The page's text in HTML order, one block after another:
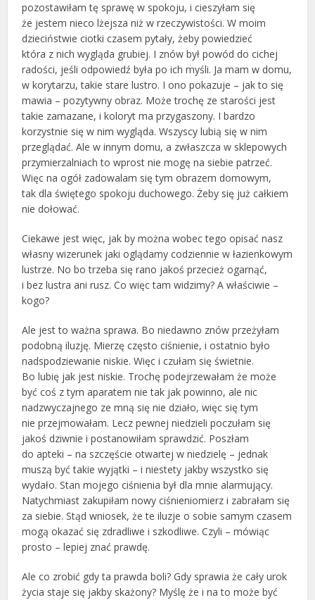
pozostawiłam tę sprawę w spokoju, i cieszyłam się
że jestem nieco lżejsza niż w rzeczywistości. W moim
dzieciństwie ciotki czasem pytały, żeby powiedzieć
która z nich wygląda grubiej. I znów był powód do cichej
radości, jeśli odpowiedź była po ich myśli. Ja mam w domu,
w korytarzu, takie stare lustro. I ono pokazuje – jak to się
mawia – pozytywny obraz. Może trochę ze starości jest
takie zamazane, i koloryt ma przygaszony. I bardzo
korzystnie się w nim wygląda. Wszyscy lubią się w nim
przeglądać. Ale w innym domu, a zwłaszcza w sklepowych
przymierzalniach to wprost nie mogę na siebie patrzeć.
Więc na ogół zadowalam się tym obrazem domowym,
tak dla świętego spokoju duchowego. Żeby się już całkiem
nie dołować.
Ciekawe jest więc, jak by można wobec tego opisać nasz
własny wizerunek jaki oglądamy codziennie w łazienkowym
lustrze. No bo trzeba się rano jakoś przecież ogarnąć,
i bez lustra ani rusz. Co więc tam widzimy? A właściwie –
kogo?
Ale jest to ważna sprawa. Bo niedawno znów przeżyłam
podobną iluzję. Mierzę często ciśnienie, i ostatnio było
nadspodziewanie niskie. Więc i czułam się świetnie.
Bo lubię jak jest niskie. Trochę podejrzewałam że może
być coś z tym aparatem nie tak jak powinno, ale nic
nadzwyczajnego ze mną się nie działo, więc się tym
nie przejmowałam. Lecz pewnej niedzieli poczułam się
jakoś dziwnie i postanowiłam sprawdzić. Poszłam
do apteki – na szczęście otwartej w niedzielę – jednak
muszą być takie wyjątki – i niestety jakby wszystko się
wydało. Stan mojego ciśnienia był dla mnie alarmujący.
Natychmiast zakupiłam nowy ciśnieniomierz i zabrałam się
za siebie. Stąd wniosek, że te iluzje o sobie samym czasem
mogą okazać się zdradliwe i szkodliwe. Czyli – mówiąc
prosto – lepiej znać prawdę.
Ale co zrobić gdy ta prawda boli? Gdy sprawia że cały urok
życia staje się jakby skażony? Myślę że i na to może być